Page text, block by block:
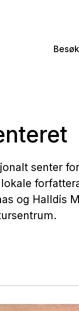
senter
og Halldis